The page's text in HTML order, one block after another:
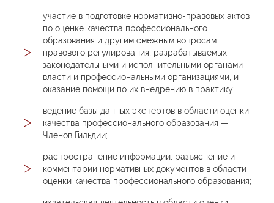
участие в подготовке нормативно-правовых актов
по оценке качества профессионального
образования и другим смежным вопросам
правового регулирования, разрабатываемых
законодательными и исполнительными органами
власти и профессиональными организациями, и
оказание помощи по их внедрению в практику;
ведение базы данных экспертов в области оценки
качества профессионального образования —
Членов Гильдии;
распространение информации, разъяснение и
комментарии нормативных документов в области
оценки качества профессионального образования;